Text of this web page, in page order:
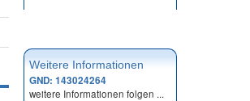
Weitere Informationen
GND: 143024264
weitere Informationen folgen ...